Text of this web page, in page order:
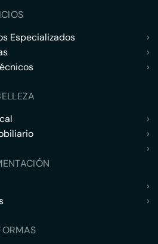
Especializados
›
›
›
›
›
›
›
›